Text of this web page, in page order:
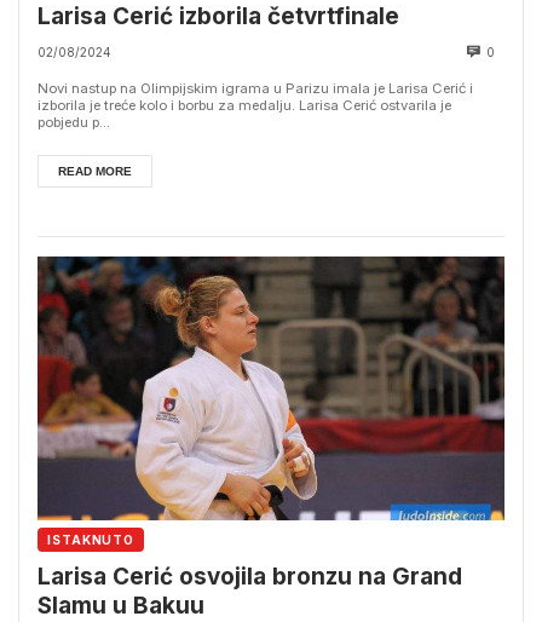
Larisa Cerić izborila četvrtfinale
02/08/2024 0
Novi nastup na Olimpijskim igrama u Parizu imala je Larisa Cerić i
izborila je treće kolo i borbu za medalju. Larisa Cerić ostvarila je
pobjedu p...
READ MORE
ISTAKNUTO
Larisa Cerić osvojila bronzu na Grand
Slamu u Bakuu